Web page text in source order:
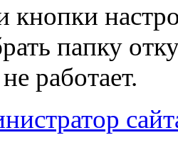
папку
работает.